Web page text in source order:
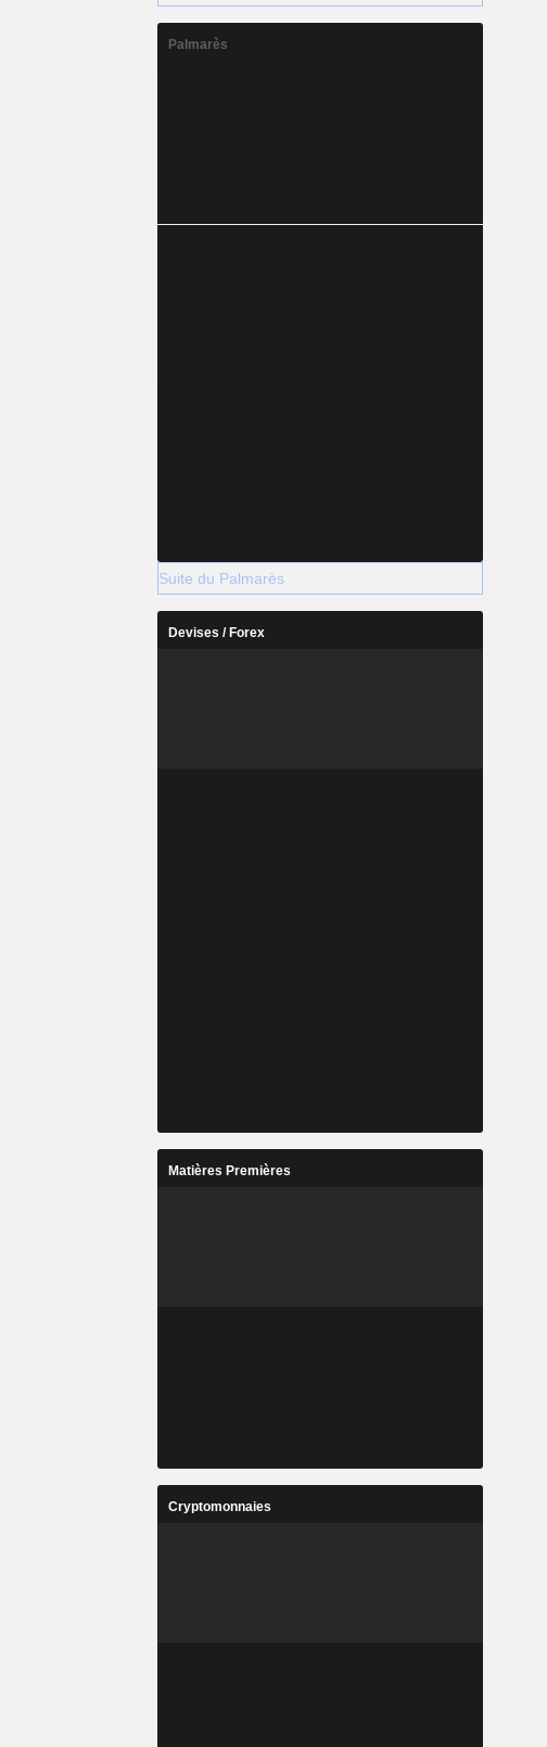
Palmarès
Suite du Palmarès
Devises / Forex
Matières Premières
Cryptomonnaies